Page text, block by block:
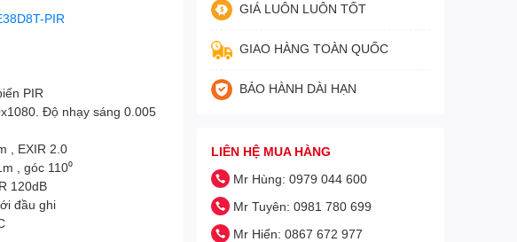
PIR
PIR
Độ nhạy sáng 0.005
, EXIR 2.0
, góc 110⁰
120dB
đầu ghi
GIÁ LUÔN LUÔN TỐT
GIAO HÀNG TOÀN QUỐC
BẢO HÀNH DÀI HẠN
LIÊN HỆ MUA HÀNG
Mr Hùng: 0979 044 600
Mr Tuyên: 0981 780 699
Mr Hiển: 0867 672 977